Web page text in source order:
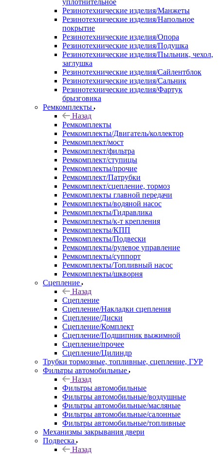
уплотнительное
Резинотехнические изделия/Манжеты
Резинотехнические изделия/Напольное
покрытие
Резинотехнические изделия/Опора
Резинотехнические изделия/Подушка
Резинотехнические изделия/Пыльник, чехол,
заглушка
Резинотехнические изделия/Сайлентблок
Резинотехнические изделия/Сальник
Резинотехнические изделия/Фартук
брызговика
Ремкомплекты
Назад
Ремкомплекты
Ремкомплекты/Двигатель/коллектор
Ремкомплект/мост
Ремкомплект/фильтра
Ремкомплект/ступицы
Ремкомплекты/прочие
Ремкомплект/Патрубки
Ремкомплект/сцепление, тормоз
Ремкомплекты главной передачи
Ремкомплекты/водяной насос
Ремкомплекты/Гидравлика
Ремкомплекты/к-т крепления
Ремкомплекты/КПП
Ремкомплекты/Подвески
Ремкомплекты/рулевое управление
Ремкомплекты/суппорт
Ремкомплекты/Топливный насос
Ремкомплекты/шкворня
Сцепление
Назад
Сцепление
Сцепление/Накладки сцепления
Сцепление/Диски
Сцепление/Комплект
Сцепление/Подшипник выжимной
Сцепление/прочее
Сцепление/Цилиндр
Трубки тормозные, топливные, сцепление, ГУР
Фильтры автомобильные
Назад
Фильтры автомобильные
Фильтры автомобильные/воздушные
Фильтры автомобильные/масляные
Фильтры автомобильные/салонные
Фильтры автомобильные/топливные
Механизмы закрывания двери
Подвеска
Назад